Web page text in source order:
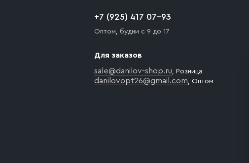
+7 (925) 417 07-93
Оптом, будни с 9 до 17
Для заказов
sale@danilov-shop.ru, Розница
danilovopt26@gmail.com, Оптом